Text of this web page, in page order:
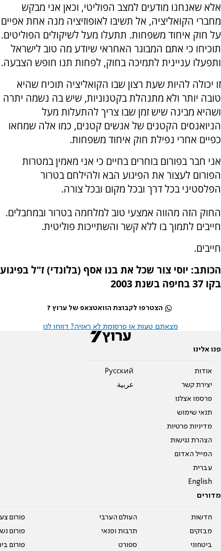
אלא שאנחנו מודעים למצב הפוליטי, וכאן אני מבקש
מחברי הקואליציה, אל תשיבו לאופוזיציה מנה אחת אפיים
על חוק איחוד משפחות. תתעלו מעל לשיקולים הפוליטים.
תוכיחו כי אתם המבוגר האחראי שיודע מה טוב לישראל
ותפעלו עניינית לתמיכה בחוק, לפחות תנו חופש הצבעה.
זו יכולה להיות שעת רצון שבו הקואליציה תוכיח שהיא
טובה יותר ולא מתנהלת בקטנוניות, שיש בה נשמה יתרה
ושהיא מבינה שיש זמן שבו צריך להתעלות מעל
הניואנסים הקטנים של אנשים קטנים, כמו אלה שמחאו
כפיים אחרי נפילת חוק איחוד משפחות.
אני חבר בפורום בוחרים בחיים כי אני מאמין במטרות
הפורום לעצור את הפיגוע הבא ולהילחם בטרור
הפלסטיני בכל דרך ובכל מקום ובכל צורה.
החוק הזה מהווה אמצעי טוב למלחמה בטרור ובמחבלים.
חייבים לתמוך בו ללא קשר והשתייכות פוליטית.
חייבים.
הכותב: יוסי צור שכל את בנו אסף (בלונדי) ז"ל בפיגוע
בקו 37 בחיפה בשנת 2003
הצטרפו לקבוצת הוואטצאפ של ערוץ 7
מצאתם טעות או פרסומת לא ראויה? דווחו לנו
פנו אלינו
אודות
יצירת קשר
פרסמו אצלנו
תנאי שימוש
מדיניות פרטיות
הצהרת נגישות
המייל האדום
עברית
English
Pусский
عربية
מדורים
חדשות
מבזקים
ביטחוני
העולם הערבי
תרבות ופנאי
ספורט
פורום
פורום
פורום